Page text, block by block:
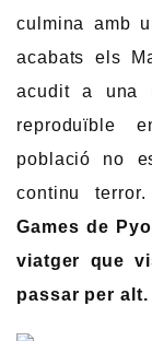
culmina amb
acabats els
acudit a una
reproduïble
població no
continu
Games de
viatger que
passar per alt.